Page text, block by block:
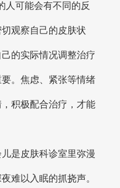
人可能会有不同的反
观察自己的皮肤状
的实际情况调整治疗
。焦虑、紧张等情绪
积极配合治疗，才能
是皮肤科诊室里弥漫
难以入眠的抓挠声。